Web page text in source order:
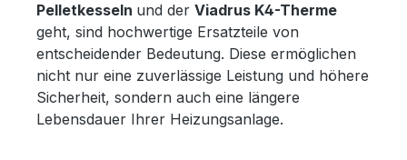
Pelletkesseln und der Viadrus K4-Therme
geht, sind hochwertige Ersatzteile von
entscheidender Bedeutung. Diese ermöglichen
nicht nur eine zuverlässige Leistung und höhere
Sicherheit, sondern auch eine längere
Lebensdauer Ihrer Heizungsanlage.